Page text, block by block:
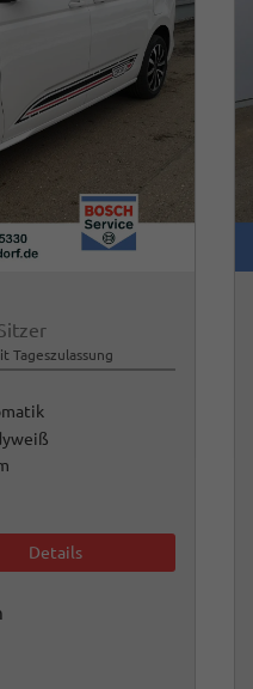
Tageszulassung
Details